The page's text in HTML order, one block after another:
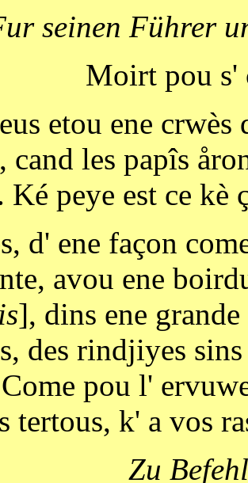
seinen Führer
Moirt pou s'
etou ene
cand les papîs
Ké peye est ce
d' ene façon
avou ene
], dins ene
des rindjiyes
pou l'
tertous, k' a vos
Zu